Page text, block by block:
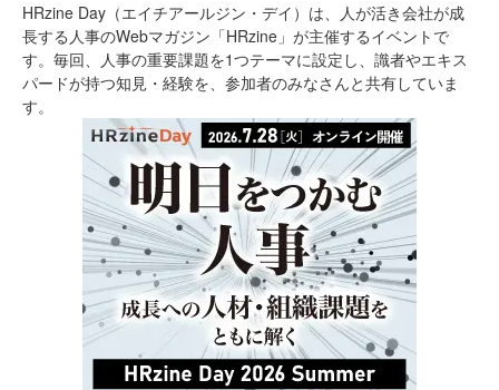
HRzine Day（エイチアールジン・デイ）は、人が活き会社が成
長する人事のWebマガジン「HRzine」が主催するイベントで
す。毎回、人事の重要課題を1つテーマに設定し、識者やエキス
パードが持つ知見・経験を、参加者のみなさんと共有していま
す。